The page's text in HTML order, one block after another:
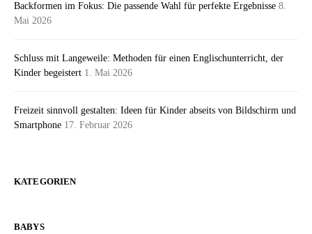
Backformen im Fokus: Die passende Wahl für perfekte Ergebnisse 8.
Mai 2026
Schluss mit Langeweile: Methoden für einen Englischunterricht, der
Kinder begeistert 1. Mai 2026
Freizeit sinnvoll gestalten: Ideen für Kinder abseits von Bildschirm und
Smartphone 17. Februar 2026
KATEGORIEN
BABYS